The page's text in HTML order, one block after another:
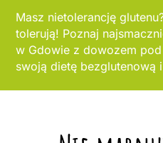
Masz nietolerancję
tolerują! Poznaj
w Gdowie z dowozem
swoją dietę bezglutenową